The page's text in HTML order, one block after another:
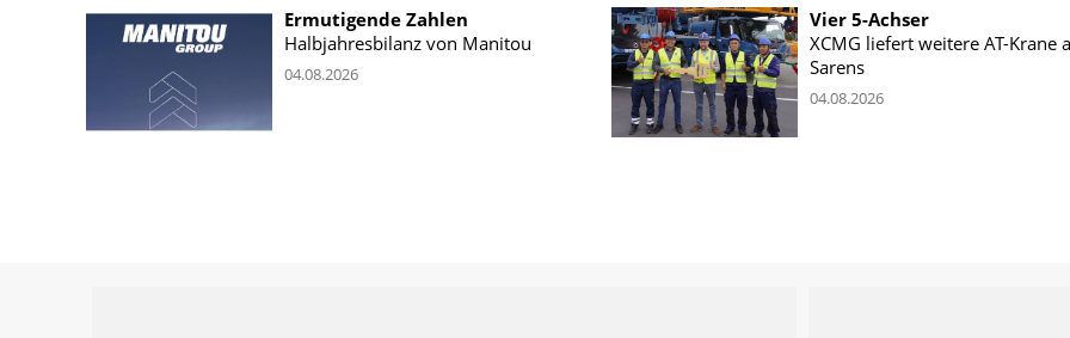
Ermutigende Zahlen
Halbjahresbilanz von Manitou
04.08.2026
Vier 5-Achser
XCMG liefert weitere AT-Krane
Sarens
04.08.2026